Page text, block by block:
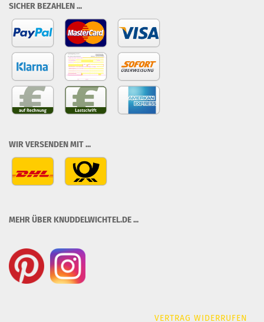
SICHER BEZAHLEN ...
WIR VERSENDEN MIT ...
MEHR ÜBER KNUDDELWICHTEL.DE ...
VERTRAG WIDERRUFEN